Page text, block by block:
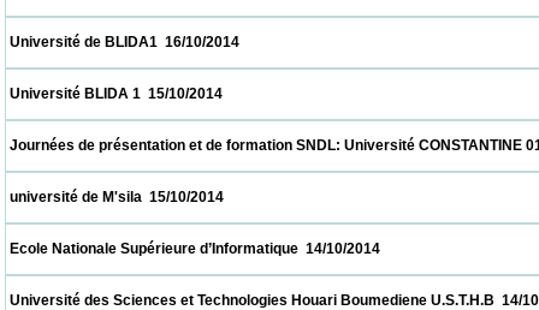
Université de BLIDA1  16/10/2014
Université BLIDA 1  15/10/2014
Journées de présentation et de formation SNDL: Université
université de M'sila  15/10/2014
Ecole Nationale Supérieure d’Informatique  14/10/2014
Université des Sciences et Technologies Houari Boumediene